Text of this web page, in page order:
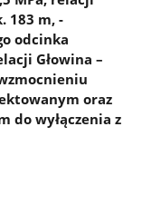
183 m, -
odcinka
Głowina –
oraz
do wyłączenia z